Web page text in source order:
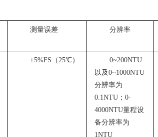
测量误差 分辨率
±5%FS（25℃）
0~200NTU
以及0~1000NTU
分辨率为
0.1NTU；0-
4000NTU量程设
备分辨率为
1NTU